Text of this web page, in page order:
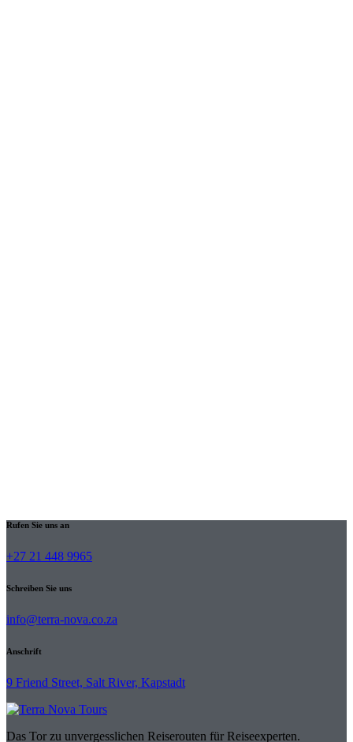
Rufen Sie uns an
+27 21 448 9965
Schreiben Sie uns
info@terra-nova.co.za
Anschrift
9 Friend Street, Salt River, Kapstadt
Das Tor zu unvergesslichen Reiserouten für Reiseexperten.